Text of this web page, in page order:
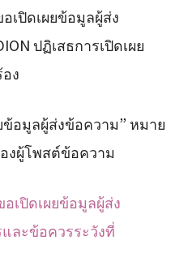
เปิดเผยข้อมูลผู้ส่ง
ปฏิเสธการเปิดเผย
ง
ข้อมูลผู้ส่งข้อความ” หมาย
งผู้โพสต์ข้อความ
อเปิดเผยข้อมูลผู้ส่ง
ละข้อควรระวังที่